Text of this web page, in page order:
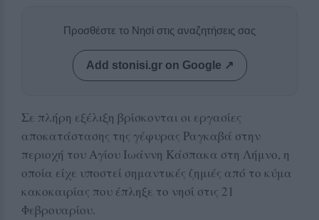
Προσθέστε το Νησί στις αναζητήσεις σας
Add stonisi.gr on Google ↗
Σε πλήρη εξέλιξη βρίσκονται οι εργασίες
αποκατάστασης της γέφυρας Ραγκαβά στην
περιοχή του Αγίου Ιωάννη Κάσπακα στη Λήμνο, η
οποία είχε υποστεί σημαντικές ζημιές από το κύμα
κακοκαιρίας που έπληξε το νησί στις 21
Φεβρουαρίου.